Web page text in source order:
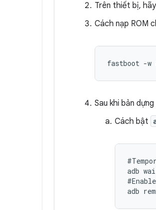
Trên thiết bị,
Cách nạp ROM
fastboot -
Sau khi bản
Cách bật
adb
adb